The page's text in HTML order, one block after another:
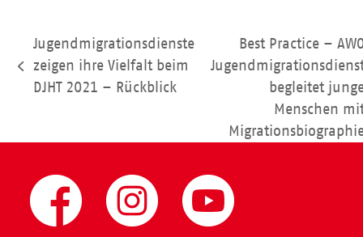
vorheriger
Beitrag:
Jugendmigrationsdienste
zeigen ihre Vielfalt beim
DJHT 2021 – Rückblick
Best Practice –
begleitet
Menschen